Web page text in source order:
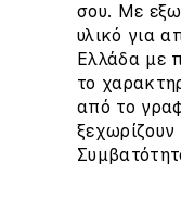
σου. Με
υλικό για
Ελλάδα με
το
από το